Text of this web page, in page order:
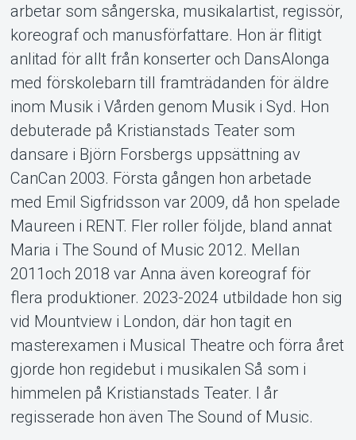
arbetar som sångerska, musikalartist, regissör,
koreograf och manusförfattare. Hon är flitigt
anlitad för allt från konserter och DansAlonga
med förskolebarn till framträdanden för äldre
inom Musik i Vården genom Musik i Syd. Hon
debuterade på Kristianstads Teater som
dansare i Björn Forsbergs uppsättning av
CanCan 2003. Första gången hon arbetade
med Emil Sigfridsson var 2009, då hon spelade
Maureen i RENT. Fler roller följde, bland annat
Maria i The Sound of Music 2012. Mellan
2011och 2018 var Anna även koreograf för
flera produktioner. 2023-2024 utbildade hon sig
vid Mountview i London, där hon tagit en
masterexamen i Musical Theatre och förra året
gjorde hon regidebut i musikalen Så som i
himmelen på Kristianstads Teater. I år
regisserade hon även The Sound of Music.